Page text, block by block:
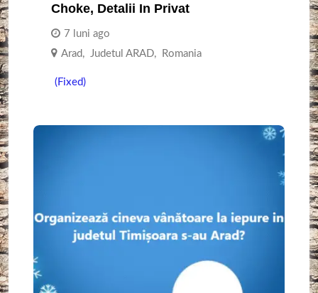
Choke, Detalii In Privat
7 luni ago
Arad , Judetul ARAD, Romania
(Fixed)